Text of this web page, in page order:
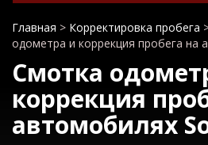
Главная > Корректировка пробега
одометра и коррекция пробега на
Смотка
коррекция
автомобилях S